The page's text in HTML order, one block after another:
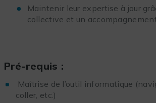
Maintenir leur expertise à jour
collective et un
Pré-requis :
Maîtrise de l’outil informatique
coller, etc.)